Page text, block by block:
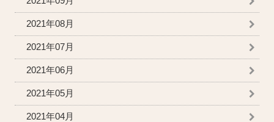
2021年08月
2021年07月
2021年06月
2021年05月
2021年04月